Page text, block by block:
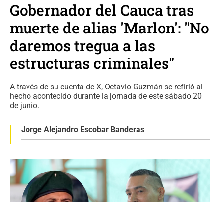
Gobernador del Cauca tras
muerte de alias 'Marlon': "No
daremos tregua a las
estructuras criminales"
A través de su cuenta de X, Octavio Guzmán se refirió al
hecho acontecido durante la jornada de este sábado 20
de junio.
Jorge Alejandro Escobar Banderas